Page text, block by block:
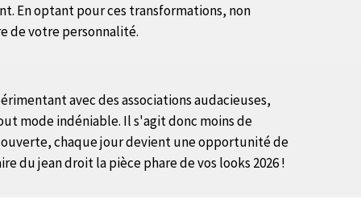
En optant pour ces transformations, non
de votre personnalité.
avec des associations audacieuses,
mode indéniable. Il s'agit donc moins de
chaque jour devient une opportunité de
du jean droit la pièce phare de vos looks 2026 !